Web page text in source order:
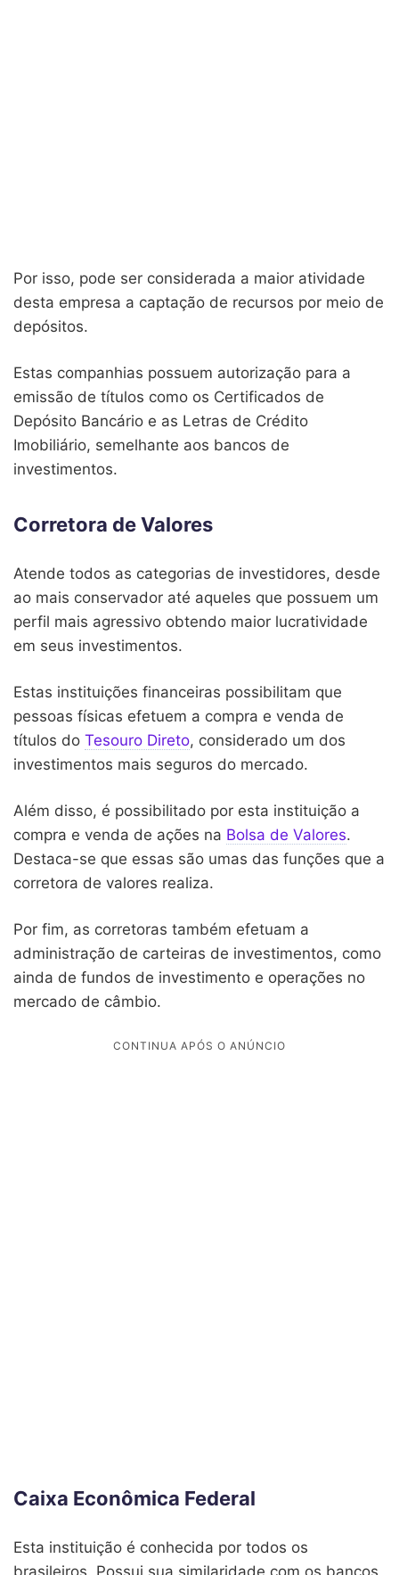
Por isso, pode ser considerada a maior atividade
desta empresa a captação de recursos por meio de
depósitos.
Estas companhias possuem autorização para a
emissão de títulos como os Certificados de
Depósito Bancário e as Letras de Crédito
Imobiliário, semelhante aos bancos de
investimentos.
Corretora de Valores
Atende todos as categorias de investidores, desde
ao mais conservador até aqueles que possuem um
perfil mais agressivo obtendo maior lucratividade
em seus investimentos.
Estas instituições financeiras possibilitam que
pessoas físicas efetuem a compra e venda de
títulos do Tesouro Direto, considerado um dos
investimentos mais seguros do mercado.
Além disso, é possibilitado por esta instituição a
compra e venda de ações na Bolsa de Valores.
Destaca-se que essas são umas das funções que a
corretora de valores realiza.
Por fim, as corretoras também efetuam a
administração de carteiras de investimentos, como
ainda de fundos de investimento e operações no
mercado de câmbio.
Caixa Econômica Federal
Esta instituição é conhecida por todos os
brasileiros. Possui sua similaridade com os bancos